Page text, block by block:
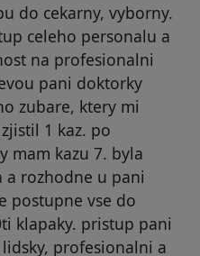
do cekarny, vyborny.
celeho personalu a
na profesionalni
pani doktorky
zubare, ktery mi
1 kaz. po
mam kazu 7. byla
a rozhodne u pani
postupne vse do
klapaky. pristup pani
profesionalni a